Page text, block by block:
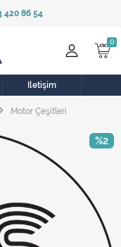
420 86 54
İletişim
Motor Çeşitleri
%2